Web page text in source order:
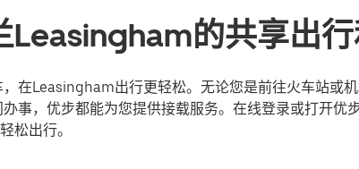
Leasingham的共享出
在Leasingham出行更轻松。无论您是前往火车站或
事，优步都能为您提供接载服务。在线登录或打开优
松出行。